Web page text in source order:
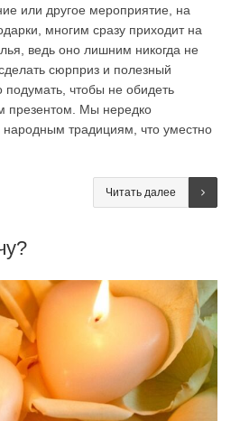
или другое мероприятие, на
многим сразу приходит на
ведь оно лишним никогда не
сюрприз и полезный
подумать, чтобы не обидеть
презентом. Мы нередко
традициям, что уместно
Читать далее